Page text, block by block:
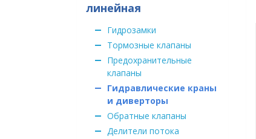
линейная
Гидрозамки
Тормозные клапаны
Предохранительные
клапаны
Гидравлические краны
и диверторы
Обратные клапаны
Делители потока